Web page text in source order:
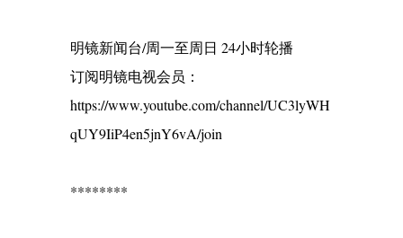
明镜新闻台/周一至周日 24小时轮播
订阅明镜电视会员：
https://www.youtube.com/channel/UC3lyWH
qUY9IiP4en5jnY6vA/join
********